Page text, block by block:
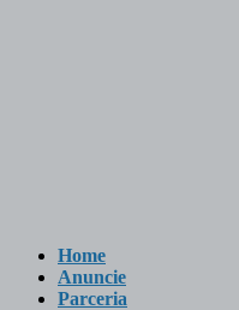
Home
Anuncie
Parceria